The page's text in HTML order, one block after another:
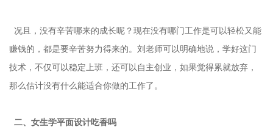
况且，没有辛苦哪来的成长呢？现在没有哪门工作是可以轻松又能
赚钱的，都是要辛苦努力得来的。刘老师可以明确地说，学好这门
技术，不仅可以稳定上班，还可以自主创业，如果觉得累就放弃，
那么估计没有什么能适合你做的工作了。
二、女生学平面设计吃香吗